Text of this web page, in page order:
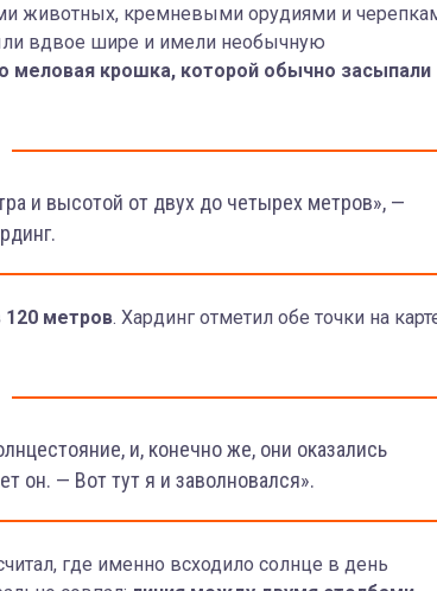
животных, кремневыми орудиями и
вдвое шире и имели необычную
меловая крошка, которой обычно засыпали
и высотой от двух до четырех метров», —
120 метров. Хардинг отметил обе точки на
и, конечно же, они оказались
он. — Вот тут я и заволновался».
где именно всходило солнце в день